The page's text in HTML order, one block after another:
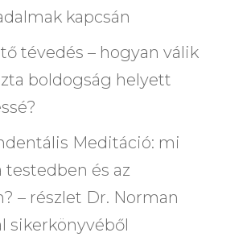
kapcsán
tévedés – hogyan válik
boldogság helyett
Meditáció: mi
és az
– részlet Dr. Norman
sikerkönyvéből